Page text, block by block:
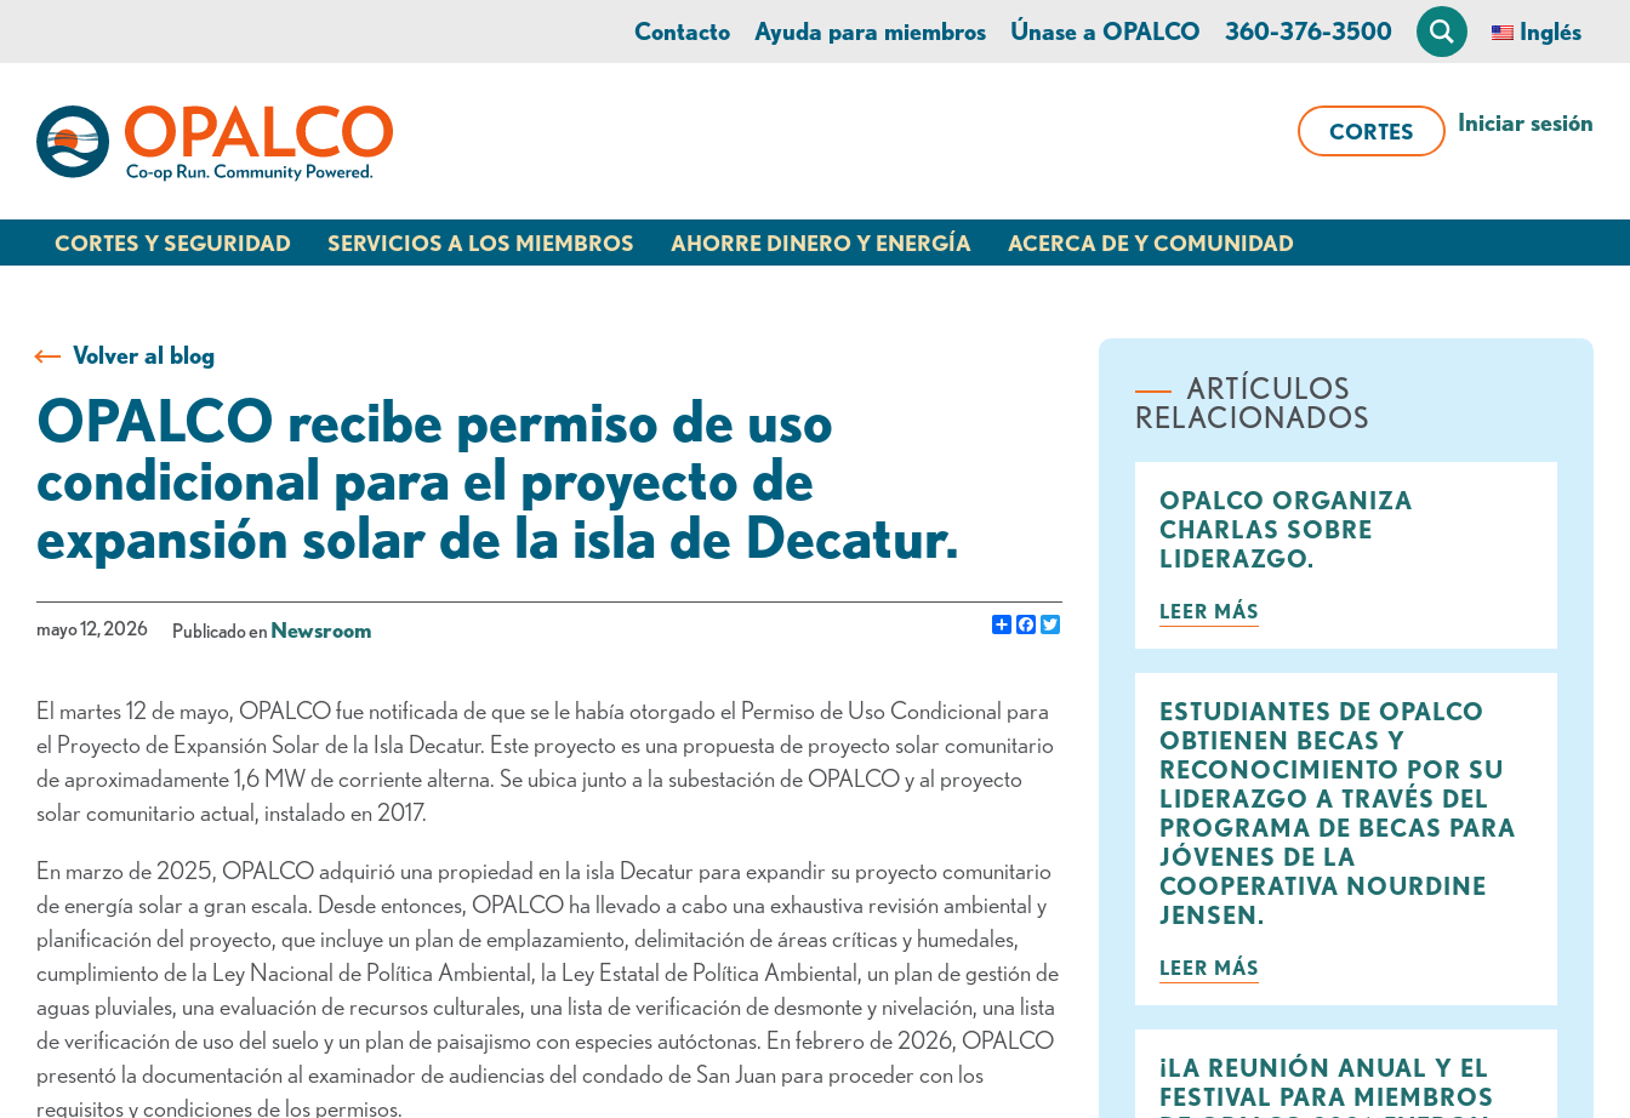
sesión
banca
Contacto Ayuda para miembros Únase a OPALCO 360-376-3500 Inglés
CORTES Iniciar sesión
CORTES Y SEGURIDAD SERVICIOS A LOS MIEMBROS AHORRE DINERO Y ENERGÍA ACERCA DE Y COMUNIDAD
Volver al blog
OPALCO recibe permiso de uso
condicional para el proyecto de
expansión solar de la isla de Decatur.
mayo 12, 2026 Publicado en Newsroom ShareFacebook
Gorjeo
El martes 12 de mayo, OPALCO fue notificada de que se le había otorgado el Permiso de Uso Condicional para
el Proyecto de Expansión Solar de la Isla Decatur. Este proyecto es una propuesta de proyecto solar comunitario
de aproximadamente 1,6 MW de corriente alterna. Se ubica junto a la subestación de OPALCO y al proyecto
solar comunitario actual, instalado en 2017.
En marzo de 2025, OPALCO adquirió una propiedad en la isla Decatur para expandir su proyecto comunitario
de energía solar a gran escala. Desde entonces, OPALCO ha llevado a cabo una exhaustiva revisión ambiental y
planificación del proyecto, que incluye un plan de emplazamiento, delimitación de áreas críticas y humedales,
cumplimiento de la Ley Nacional de Política Ambiental, la Ley Estatal de Política Ambiental, un plan de gestión de
aguas pluviales, una evaluación de recursos culturales, una lista de verificación de desmonte y nivelación, una lista
de verificación de uso del suelo y un plan de paisajismo con especies autóctonas. En febrero de 2026, OPALCO
presentó la documentación al examinador de audiencias del condado de San Juan para proceder con los
requisitos y condiciones de los permisos.
ARTÍCULOS
RELACIONADOS
OPALCO ORGANIZA
CHARLAS SOBRE
LIDERAZGO.
LEER MÁS
ESTUDIANTES DE OPALCO
OBTIENEN BECAS Y
RECONOCIMIENTO POR SU
LIDERAZGO A TRAVÉS DEL
PROGRAMA DE BECAS PARA
JÓVENES DE LA
COOPERATIVA NOURDINE
JENSEN.
LEER MÁS
¡LA REUNIÓN ANUAL Y EL
FESTIVAL PARA MIEMBROS